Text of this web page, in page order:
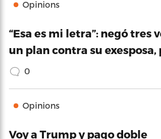
Opinions
“Esa es mi letra”: negó tres
un plan contra su exesposa,
0
Opinions
Voy a Trump y pago doble